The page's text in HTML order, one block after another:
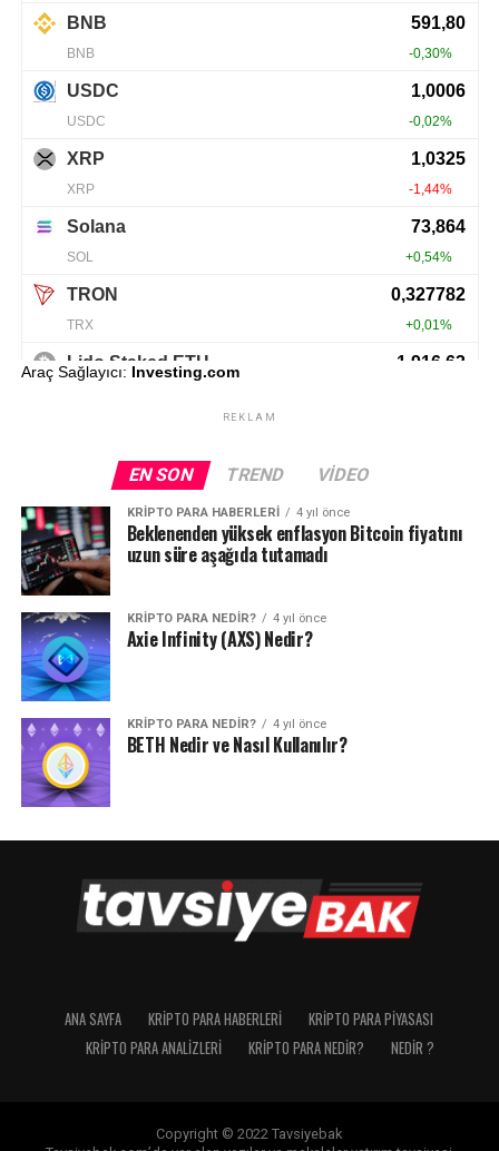
Araç Sağlayıcı: Investing.com
REKLAM
EN SON TREND VIDEO
KRIPTO PARA HABERLERI 4 yıl önce
Beklenenden yüksek enflasyon Bitcoin fiyatını
uzun süre aşağıda tutamadı
KRIPTO PARA NEDIR? 4 yıl önce
Axie Infinity (AXS) Nedir?
KRIPTO PARA NEDIR? 4 yıl önce
BETH Nedir ve Nasıl Kullanılır?
ANA SAYFA KRIPTO PARA HABERLERI
KRIPTO PARA PIYASASI
KRIPTO PARA ANALIZLERI
KRIPTO PARA NEDIR? NEDIR ?
Copyright © 2022 Tavsiyebak